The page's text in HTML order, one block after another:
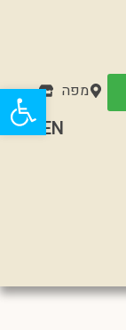
מפה
EN